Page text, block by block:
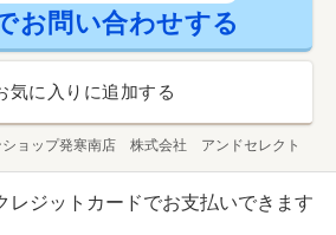
お問い合わせする
気に入りに追加する
ショップ発寒南店 株式会社 アンドセレクト
ジットカードでお支払いできます